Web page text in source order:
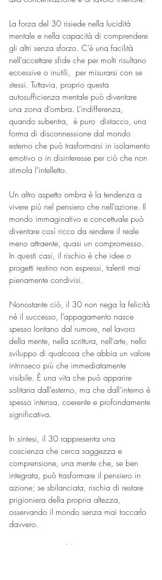
La forza del 30 risiede nella lucidità
mentale e nella capacità di comprendere
gli altri senza sforzo. C’è una facilità
nell’accettare sfide che per molti risultano
eccessive o inutili,  per misurarsi con se
stessi. Tuttavia, proprio questa
autosufficienza mentale può diventare
una zona d’ombra. L’indifferenza,
quando subentra,  è puro  distacco, una
forma di disconnessione dal mondo
esterno che può trasformarsi in isolamento
emotivo o in disinteresse per ciò che non
stimola l’intelletto.
Un altro aspetto ombra è la tendenza a
vivere più nel pensiero che nell’azione. Il
mondo immaginativo e concettuale può
diventare così ricco da rendere il reale
meno attraente, quasi un compromesso.
In questi casi, il rischio è che idee o
progetti restino non espressi, talenti mai
pienamente condivisi.
Nonostante ciò, il 30 non nega la felicità
né il successo, l’appagamento nasce
spesso lontano dal rumore, nel lavoro
della mente, nella scrittura, nell’arte, nello
sviluppo di qualcosa che abbia un valore
intrinseco più che immediatamente
visibile. È una vita che può apparire
solitaria dall’esterno, ma che dall’interno è
spesso intensa, coerente e profondamente
significativa.
In sintesi, il 30 rappresenta una
coscienza che cerca saggezza e
comprensione, una mente che, se ben
integrata, può trasformare il pensiero in
azione; se sbilanciata, rischia di restare
prigioniera della propria altezza,
osservando il mondo senza mai toccarlo
davvero.
Cristin Gioia Naldi